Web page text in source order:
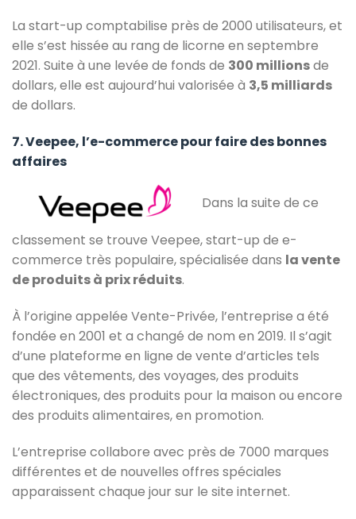
La start-up comptabilise près de 2000 utilisateurs, et
elle s’est hissée au rang de licorne en septembre
2021. Suite à une levée de fonds de 300 millionsde
dollars, elle est aujourd’hui valorisée à 3,5 milliards
de dollars.
7. Veepee, l’e-commerce pour faire des bonnes
affaires
Dans la suite de ce
classement se trouve Veepee, start-up de e-
commerce très populaire, spécialisée dans la vente
de produits à prix réduits.
À l’origine appelée Vente-Privée, l’entreprise a été
fondée en 2001 et a changé de nom en 2019. Il s’agit
d’une plateforme en ligne de vente d’articles tels
que des vêtements, des voyages, des produits
électroniques, des produits pour la maison ou encore
des produits alimentaires, en promotion.
L’entreprise collabore avec près de 7000 marques
différentes et de nouvelles offres spéciales
apparaissent chaque jour sur le site internet.